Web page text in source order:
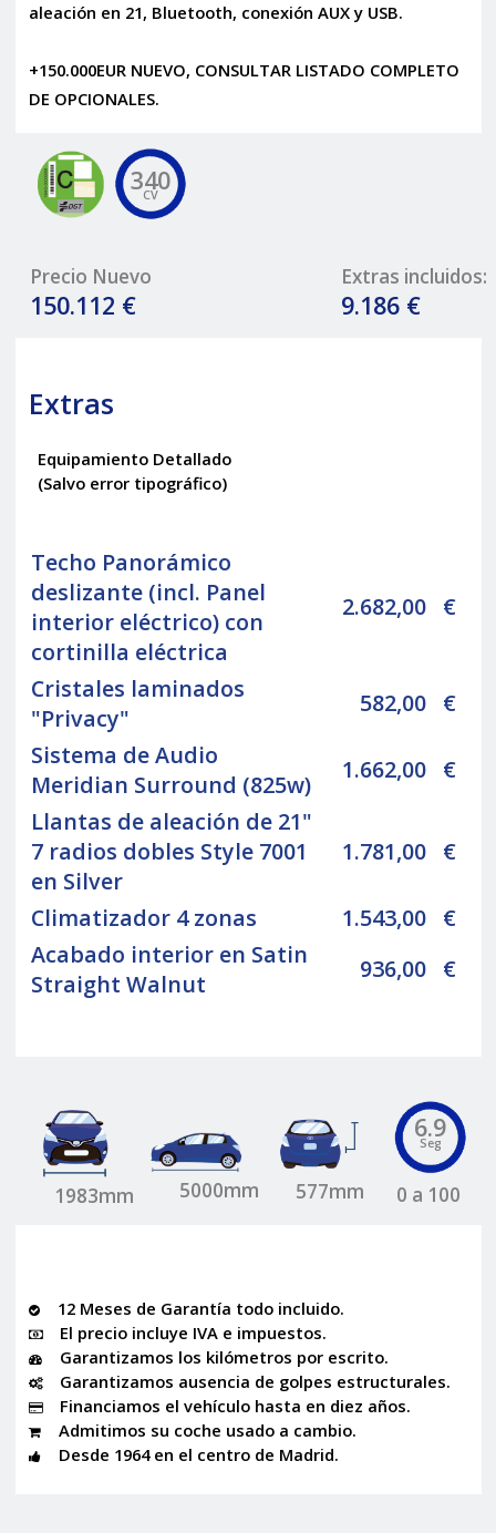
aleación en 21, Bluetooth, conexión AUX y USB.
+150.000EUR NUEVO, CONSULTAR LISTADO COMPLETO
DE OPCIONALES.
340
CV
Precio Nuevo
150.112 €
Extras incluidos:
9.186 €
Extras
Equipamiento Detallado
(Salvo error tipográfico)
Techo Panorámico
deslizante (incl. Panel
interior eléctrico) con
cortinilla eléctrica
2.682,00 €
Cristales laminados
"Privacy"
582,00 €
Sistema de Audio
Meridian Surround (825w)
1.662,00 €
Llantas de aleación de 21"
7 radios dobles Style 7001
en Silver
1.781,00 €
Climatizador 4 zonas 1.543,00 €
Acabado interior en Satin
Straight Walnut
936,00 €
1983mm 5000mm 577mm
6.9
Seg
0 a 100
12 Meses de Garantía todo incluido.
El precio incluye IVA e impuestos.
Garantizamos los kilómetros por escrito.
Garantizamos ausencia de golpes estructurales.
Financiamos el vehículo hasta en diez años.
Admitimos su coche usado a cambio.
Desde 1964 en el centro de Madrid.